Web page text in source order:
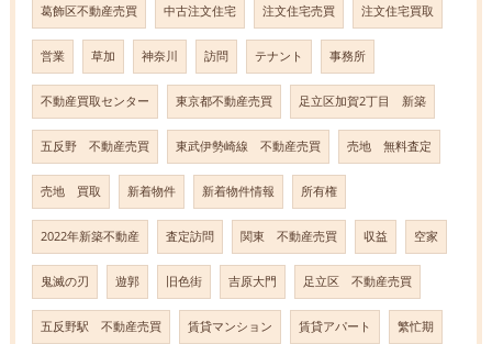
葛飾区不動産売買 中古注文住宅 注文住宅売買 注文住宅買取
営業 草加 神奈川 訪問 テナント 事務所
不動産買取センター 東京都不動産売買 足立区加賀2丁目 新築
五反野 不動産売買 東武伊勢崎線 不動産売買 売地 無料査定
売地 買取 新着物件 新着物件情報 所有権
2022年新築不動産 査定訪問 関東 不動産売買 収益 空家
鬼滅の刃 遊郭 旧色街 吉原大門 足立区 不動産売買
五反野駅 不動産売買 賃貸マンション 賃貸アパート 繁忙期